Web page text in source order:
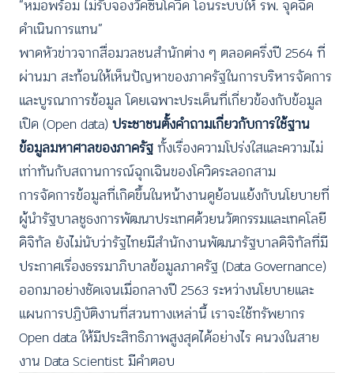
“หมอพร้อม ไม่รับจองวัคซีนโควิด โอนระบบให้ รพ. จุดฉีด
ดำเนินการแทน”
พาดหัวข่าวจากสื่อมวลชนสำนักต่าง ๆ ตลอดครึ่งปี 2564 ที่
ผ่านมา สะท้อนให้เห็นปัญหาของภาครัฐในการบริหารจัดการ
และบูรณาการข้อมูล โดยเฉพาะประเด็นที่เกี่ยวข้องกับข้อมูล
เปิด (Open data)ประชาชนตั้งคำถามเกี่ยวกับการใช้ฐาน
ข้อมูลมหาศาลของภาครัฐทั้งเรื่องความโปร่งใสและความไม่
เท่าทันกับสถานการณ์ฉุกเฉินของโควิดระลอกสาม
การจัดการข้อมูลที่เกิดขึ้นในหน้างานดูย้อนแย้งกับนโยบายที่
ผู้นำรัฐบาลชูธงการพัฒนาประเทศด้วยนวัตกรรมและเทคโลยี
ดิจิทัล ยังไม่นับว่ารัฐไทยมีสำนักงานพัฒนารัฐบาลดิจิทัลที่มี
ประกาศเรื่องธรรมาภิบาลข้อมูลภาครัฐ (Data Governance)
ออกมาอย่างชัดเจนเมื่อกลางปี 2563 ระหว่างนโยบายและ
แผนการปฏิบัติงานที่สวนทางเหล่านี้ เราจะใช้ทรัพยากร
Open data ให้มีประสิทธิภาพสูงสุดได้อย่างไร คนวงในสาย
งาน Data Scientist มีคำตอบ